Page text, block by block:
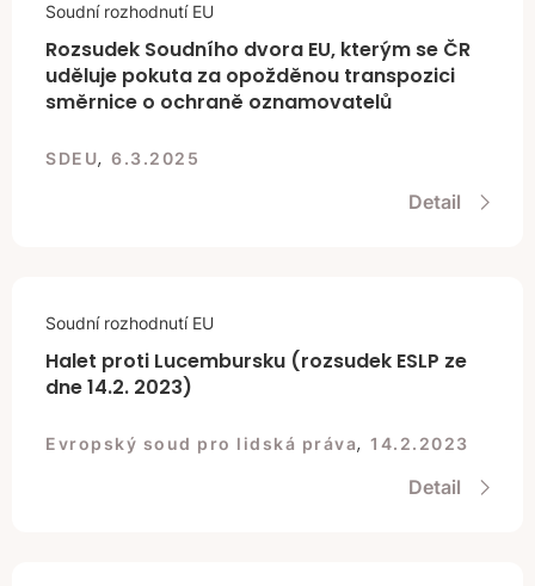
Soudní rozhodnutí EU
Rozsudek Soudního dvora EU, kterým se ČR
uděluje pokuta za opožděnou transpozici
směrnice o ochraně oznamovatelů
SDEU, 6.3.2025
Detail
Soudní rozhodnutí EU
Halet proti Lucembursku (rozsudek ESLP ze
dne 14.2. 2023)
Evropský soud pro lidská práva, 14.2.2023
Detail